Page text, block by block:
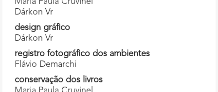
Dárkon Vr
design gráfico
Dárkon Vr
registro fotográfico dos ambientes
Flávio Demarchi
conservação dos livros